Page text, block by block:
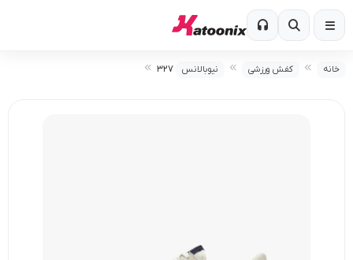
خانه کفش ورزشی نیوبالانس ۳۲۷